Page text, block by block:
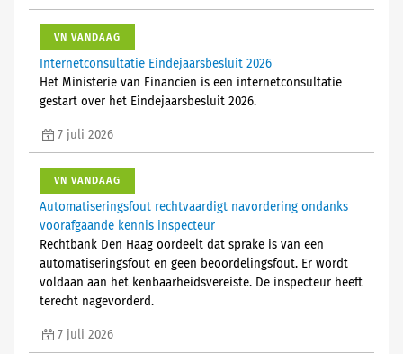
VN VANDAAG
Internetconsultatie Eindejaarsbesluit 2026
Het Ministerie van Financiën is een internetconsultatie
gestart over het Eindejaarsbesluit 2026.
7 juli 2026
VN VANDAAG
Automatiseringsfout rechtvaardigt navordering ondanks
voorafgaande kennis inspecteur
Rechtbank Den Haag oordeelt dat sprake is van een
automatiseringsfout en geen beoordelingsfout. Er wordt
voldaan aan het kenbaarheidsvereiste. De inspecteur heeft
terecht nagevorderd.
7 juli 2026